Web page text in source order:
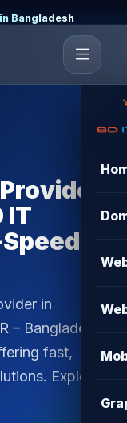
Bangladesh
IT
&
in
– Bangladesh's
fast,
Explore